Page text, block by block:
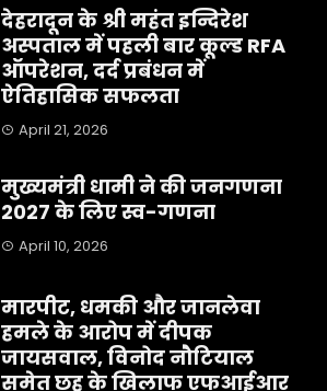
देहरादून के श्री महंत इन्दिरेश
अस्पताल में पहली बार कूल्ड RFA
ऑपरेशन, दर्द प्रबंधन में
ऐतिहासिक सफलता
April 21, 2026
मुख्यमंत्री धामी ने की जनगणना
2027 के लिए स्व-गणना
April 10, 2026
मारपीट, धमकी और जानलेवा
हमले के आरोप में दीपक
जायसवाल, विनोद नौटियाल
समेत छह के खिलाफ एफआईआर